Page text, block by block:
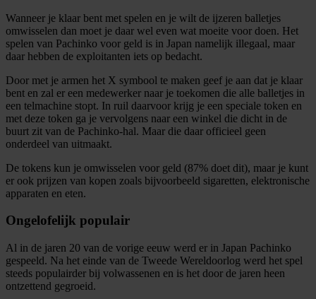
Wanneer je klaar bent met spelen en je wilt de ijzeren balletjes
omwisselen dan moet je daar wel even wat moeite voor doen. Het
spelen van Pachinko voor geld is in Japan namelijk illegaal, maar
daar hebben de exploitanten iets op bedacht.
Door met je armen het X symbool te maken geef je aan dat je klaar
bent en zal er een medewerker naar je toekomen die alle balletjes in
een telmachine stopt. In ruil daarvoor krijg je een speciale token en
met deze token ga je vervolgens naar een winkel die dicht in de
buurt zit van de Pachinko-hal. Maar die daar officieel geen
onderdeel van uitmaakt.
De tokens kun je omwisselen voor geld (87% doet dit), maar je kunt
er ook prijzen van kopen zoals bijvoorbeeld sigaretten, elektronische
apparaten en eten.
Ongelofelijk populair
Al in de jaren 20 van de vorige eeuw werd er in Japan Pachinko
gespeeld. Na het einde van de Tweede Wereldoorlog werd het spel
steeds populairder bij volwassenen en is het door de jaren heen
ontzettend gegroeid.